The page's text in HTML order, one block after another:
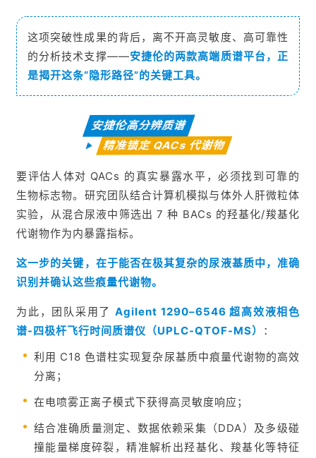
这项突破性成果的背后，离不开高灵敏度、高可靠性
的分析技术支撑——安捷伦的两款高端质谱平台，正
是揭开这条“隐形路径”的关键工具。
安捷伦高分辨质谱
精准锁定 QACs 代谢物
要评估人体对 QACs 的真实暴露水平，必须找到可靠的
生物标志物。研究团队结合计算机模拟与体外人肝微粒体
实验，从混合尿液中筛选出 7 种 BACs 的羟基化/羧基化
代谢物作为内暴露指标。
这一步的关键，在于能否在极其复杂的尿液基质中，准确
识别并确认这些痕量代谢物。
为此，团队采用了 Agilent 1290–6546 超高效液相色
谱-四极杆飞行时间质谱仪（UPLC-QTOF-MS）
：
利用 C18 色谱柱实现复杂尿基质中痕量代谢物的高效
分离；
在电喷雾正离子模式下获得高灵敏度响应；
结合准确质量测定、数据依赖采集（DDA）及多级碰
撞能量梯度碎裂，精准解析出羟基化、羧基化等特征